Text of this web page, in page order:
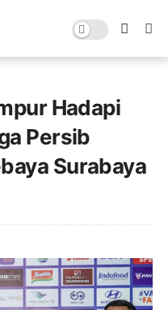
Hadapi
Persib
Surabaya